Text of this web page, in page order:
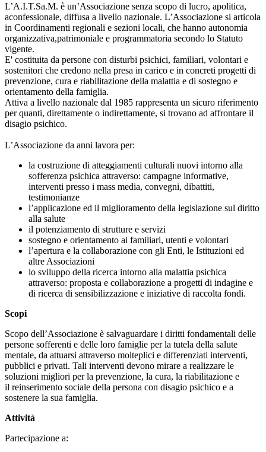
L’A.I.T.Sa.M. è un’Associazione senza scopo di lucro, apolitica,
aconfessionale, diffusa a livello nazionale. L’Associazione si articola
in Coordinamenti regionali e sezioni locali, che hanno autonomia
organizzativa,patrimoniale e programmatoria secondo lo Statuto
vigente.
E' costituita da persone con disturbi psichici, familiari, volontari e
sostenitori che credono nella presa in carico e in concreti progetti di
prevenzione, cura e riabilitazione della malattia e di sostegno e
orientamento della famiglia.
Attiva a livello nazionale dal 1985 rappresenta un sicuro riferimento
per quanti, direttamente o indirettamente, si trovano ad affrontare il
disagio psichico.
L’Associazione da anni lavora per:
la costruzione di atteggiamenti culturali nuovi intorno alla
sofferenza psichica attraverso: campagne informative,
interventi presso i mass media, convegni, dibattiti,
testimonianze
l’applicazione ed il miglioramento della legislazione sul diritto
alla salute
il potenziamento di strutture e servizi
sostegno e orientamento ai familiari, utenti e volontari
l’apertura e la collaborazione con gli Enti, le Istituzioni ed
altre Associazioni
lo sviluppo della ricerca intorno alla malattia psichica
attraverso: proposta e collaborazione a progetti di indagine e
di ricerca di sensibilizzazione e iniziative di raccolta fondi.
Scopi
Scopo dell’Associazione è salvaguardare i diritti fondamentali delle
persone sofferenti e delle loro famiglie per la tutela della salute
mentale, da attuarsi attraverso molteplici e differenziati interventi,
pubblici e privati. Tali interventi devono mirare a realizzare le
soluzioni migliori per la prevenzione, la cura, la riabilitazione e
il reinserimento sociale della persona con disagio psichico e a
sostenere la sua famiglia.
Attività
Partecipazione a: